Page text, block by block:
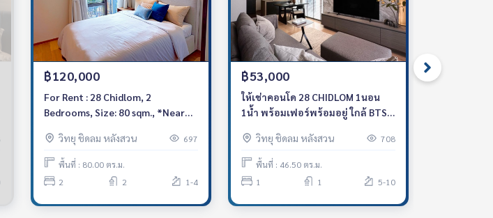
฿120,000
For Rent : 28 Chidlom, 2
Bedrooms, Size: 80 sqm., *Near
furnished, ready to move in
วิทยุ ชิดลม หลังสวน 697
พื้นที่ : 80.00 ตร.ม.
2
2 1-4
฿53,000
ให้เช่าคอนโด 28 CHIDLOM 1นอน
1น้ำ พร้อมเฟอร์พร้อมอยู่ ใกล้ BTS
วิทยุ ชิดลม หลังสวน
708
พื้นที่ : 46.50 ตร.ม.
1
1 5-10
฿47,000